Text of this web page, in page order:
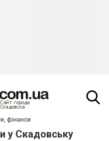
фінанси
у Скадовську